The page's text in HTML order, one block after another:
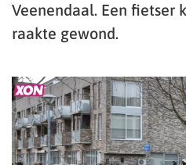
Veenendaal. Een fietser
raakte gewond.